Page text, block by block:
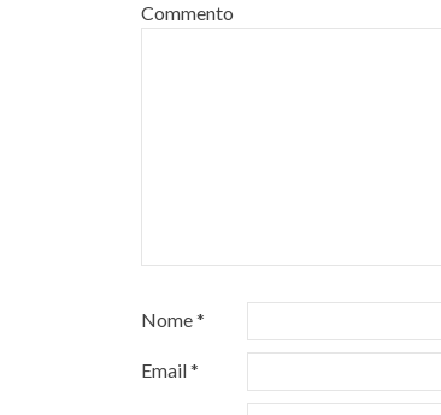
Commento
Nome*
Email*